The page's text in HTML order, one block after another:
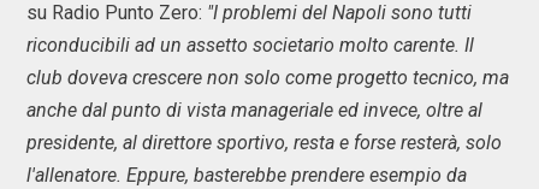
su Radio Punto Zero: "I problemi del Napoli sono tutti
riconducibili ad un assetto societario molto carente. Il
club doveva crescere non solo come progetto tecnico, ma
anche dal punto di vista manageriale ed invece, oltre al
presidente, al direttore sportivo, resta e forse resterà, solo
l'allenatore. Eppure, basterebbe prendere esempio da